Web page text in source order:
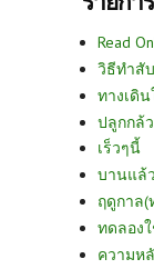
Read
วิธีทำสั
ทางเดิ
ปลูกกล้
เร็วๆนี้
บานแล้ว
ฤดูกาล(
ทดลอง
ความห